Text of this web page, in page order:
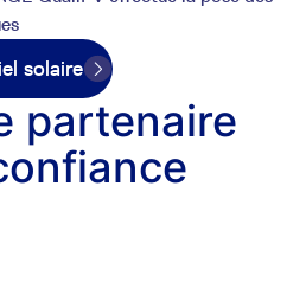
solaire
partenaire